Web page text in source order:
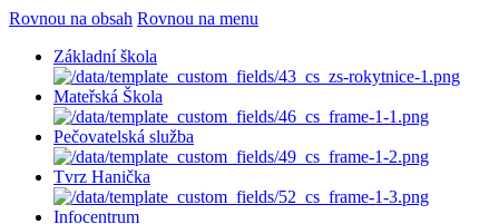
Rovnou na obsah Rovnou na menu
Základní škola
Mateřská Škola
Pečovatelská služba
Tvrz Hanička
Infocentrum